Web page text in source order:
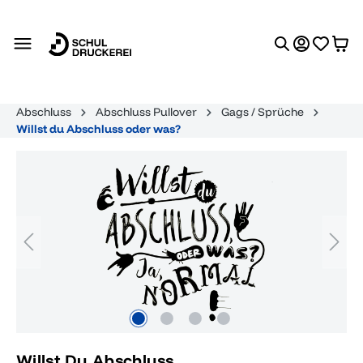
Abschluss Abschluss Pullover
Gags / Sprüche
Willst du Abschluss oder was?